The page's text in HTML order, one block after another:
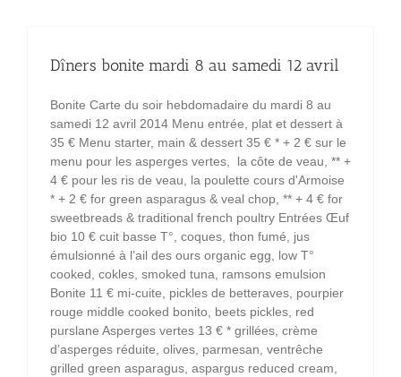
Dîners bonite mardi 8 au samedi 12 avril
Bonite Carte du soir hebdomadaire du mardi 8 au
samedi 12 avril 2014 Menu entrée, plat et dessert à
35 € Menu starter, main & dessert 35 € * + 2 € sur le
menu pour les asperges vertes, la côte de veau, ** +
4 € pour les ris de veau, la poulette cours d'Armoise
* + 2 € for green asparagus & veal chop, ** + 4 € for
sweetbreads & traditional french poultry Entrées Œuf
bio 10 € cuit basse T°, coques, thon fumé, jus
émulsionné à l’ail des ours organic egg, low T°
cooked, cokles, smoked tuna, ramsons emulsion
Bonite 11 € mi-cuite, pickles de betteraves, pourpier
rouge middle cooked bonito, beets pickles, red
purslane Asperges vertes 13 € * grillées, crème
d’asperges réduite, olives, parmesan, ventrêche
grilled green asparagus, aspargus reduced cream,